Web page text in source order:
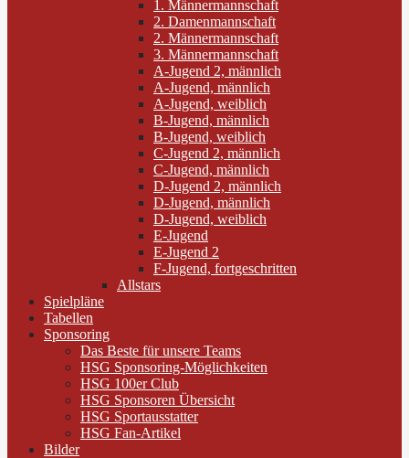
1. Männermannschaft
2. Damenmannschaft
2. Männermannschaft
3. Männermannschaft
A-Jugend 2, männlich
A-Jugend, männlich
A-Jugend, weiblich
B-Jugend, männlich
B-Jugend, weiblich
C-Jugend 2, männlich
C-Jugend, männlich
D-Jugend 2, männlich
D-Jugend, männlich
D-Jugend, weiblich
E-Jugend
E-Jugend 2
F-Jugend, fortgeschritten
Allstars
Spielpläne
Tabellen
Sponsoring
Das Beste für unsere Teams
HSG Sponsoring-Möglichkeiten
HSG 100er Club
HSG Sponsoren Übersicht
HSG Sportausstatter
HSG Fan-Artikel
Bilder